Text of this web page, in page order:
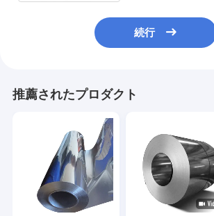
続行
推薦されたプロダクト